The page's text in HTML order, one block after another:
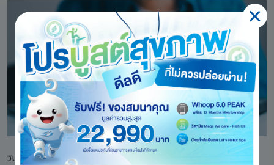
วินัยการออมเป็นหัวใจสำคัญของการสร้างความมั่นคงทางการเงิน